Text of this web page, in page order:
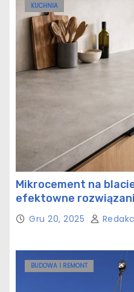
KUCHNIA
Mikrocement na
efektowne
Gru 20, 2025
BUDOWA I REMONT